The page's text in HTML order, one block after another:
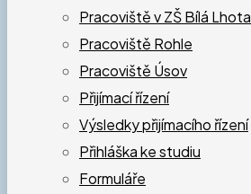
Pracoviště v ZŠ Bílá Lhota
Pracoviště Rohle
Pracoviště Úsov
Přijímací řízení
Výsledky přijímacího řízení
Přihláška ke studiu
Formuláře